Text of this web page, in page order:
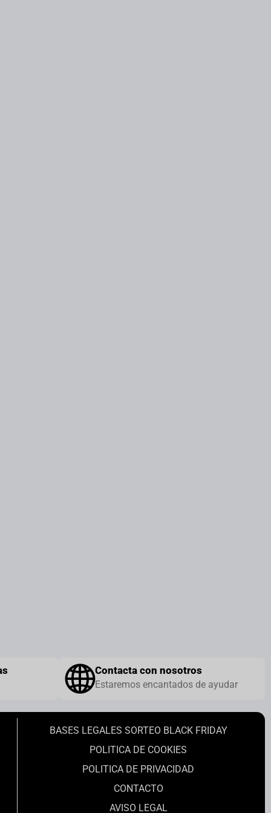
Contacta con nosotros
Estaremos encantados de ayudar
BASES LEGALES SORTEO BLACK FRIDAY
POLITICA DE COOKIES
POLITICA DE PRIVACIDAD
CONTACTO
AVISO LEGAL